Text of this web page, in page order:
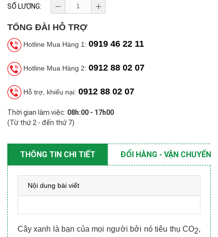
SỐ LƯỢNG:
TỔNG ĐÀI HỖ TRỢ
Hotline Mua Hàng 1: 0919 46 22 11
Hotline Mua Hàng 2: 0912 88 02 07
Hỗ trợ, khiếu nại: 0912 88 02 07
Thời gian làm việc: 08h:00 - 17h00
(Từ thứ 2 - đến thứ 7)
THÔNG TIN CHI TIẾT ĐỔI HÀNG - VẬN CHUYỂN
Nội dung bài viết
Cây xanh là bạn của mọi người bởi nó tiêu thụ CO2,